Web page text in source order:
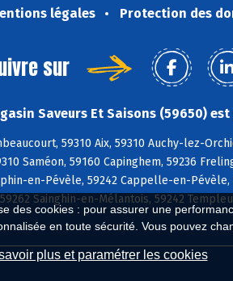
des cookies : pour assurer une
en toute sécurité. Vous pouvez
plus et paramétrer les cookies
légales Protection des
sur
Saveurs Et Saisons (59650)
59310 Aix, 59310 Auchy-lez-
Saméon, 59160 Capinghem, 59236
en-Pévèle, 59242 Cappelle-en-Pévèle,
Sainghin-en-Mélantois, 59242